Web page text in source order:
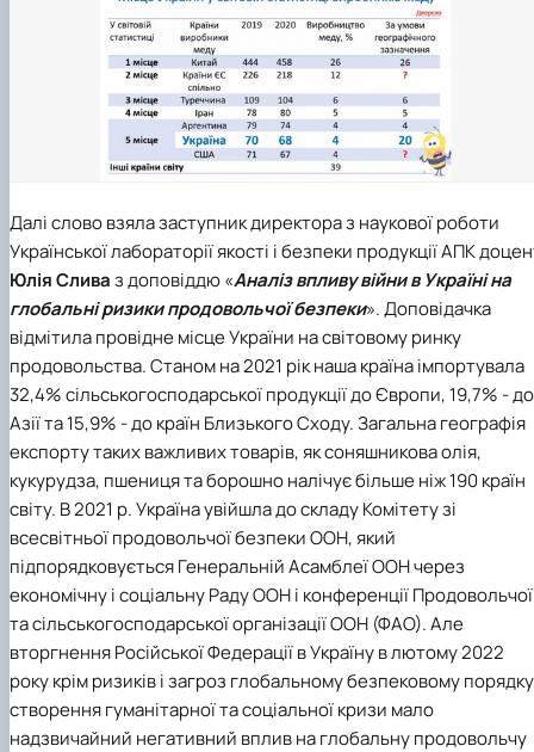
Далі слово взяла заступник директора з наукової роботи
Української лабораторії якості і безпеки продукції АПК
Юлія Сливаз доповіддю «Аналіз впливу війни в Україні на
глобальні ризики продовольчої безпеки». Доповідачка
відмітила провідне місце України на світовому ринку
продовольства. Станом на 2021 рік наша країна імпортувала
32,4% сільськогосподарської продукції до Європи, 19,7% - до
Азії та 15,9% - до країн Близького Сходу. Загальна географія
експорту таких важливих товарів, як соняшникова олія,
кукурудза, пшениця та борошно налічує більше ніж 190 країн
світу. В 2021 р. Україна увійшла до складу Комітету зі
всесвітньої продовольчої безпеки ООН, який
підпорядковується Генеральній Асамблеї ООН через
економічну і соціальну Раду ООН і конференції Продовольчої
та сільськогосподарської організації ООН (ФАО). Але
вторгнення Російської Федерації в Україну в лютому 2022
року крім ризиків і загроз глобальному безпековому
створення гуманітарної та соціальної кризи мало
надзвичайний негативний вплив на глобальну продовольчу